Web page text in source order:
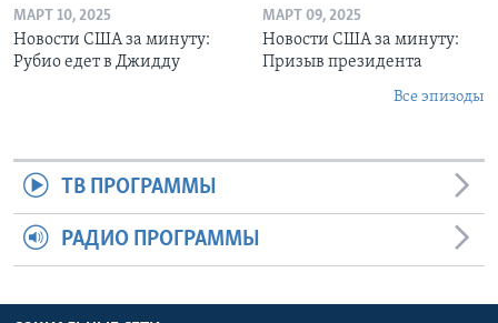
МАРТ 10, 2025
Новости США за минуту:
Рубио едет в Джидду
МАРТ 09, 2025
Новости США за минуту:
Призыв президента
Все эпизоды
ТВ ПРОГРАММЫ
РАДИО ПРОГРАММЫ